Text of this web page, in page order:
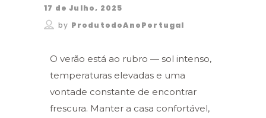
17 de Julho, 2025
by ProdutodoAnoPortugal
O verão está ao rubro — sol intenso,
temperaturas elevadas e uma
vontade constante de encontrar
frescura. Manter a casa confortável,